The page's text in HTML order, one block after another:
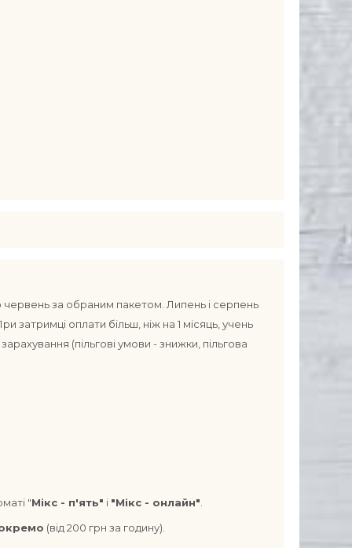
за обраним пакетом. Липень і серпень
затримці оплати більш, ніж на 1 місяць, учень
(пільгові умови - знижки, пільгова
"Мікс - п'ять" і "Мікс - онлайн"
(від 200 грн за годину).